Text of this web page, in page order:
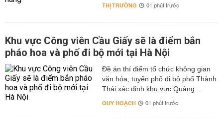
THỊ TRƯỜNG 01 phút trước
Khu vực Công viên Cầu Giấy sẽ là điểm bắn
pháo hoa và phố đi bộ mới tại Hà Nội
Đề án thí điểm tổ chức không gian
văn hóa, tuyến phố đi bộ phố Thành
Thái xác định khu vực Quảng...
QUY HOẠCH 01 phút trước